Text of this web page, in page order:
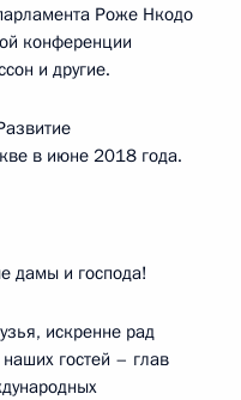
Роже Нкодо
конференции
и другие.
в июне 2018 года.
дамы и господа!
искренне рад
гостей – глав